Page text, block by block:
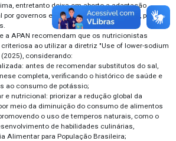
entretanto deixa em aberto a adaptação
governos e sistemas de saúde locais, por
a APAN recomendam que os nutricionistas
ao utilizar a diretriz "Use of lower-sodium
considerando:
antes de recomendar substitutos do sal,
completa, verificando o histórico de saúde e
ao consumo de potássio;
e nutricional: priorizar a redução global da
meio da diminuição do consumo de alimentos
o uso de temperos naturais, como o
de habilidades culinárias,
Alimentar para População Brasileira;